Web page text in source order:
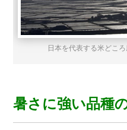
日本を代表する米どこ
暑さに強い品種